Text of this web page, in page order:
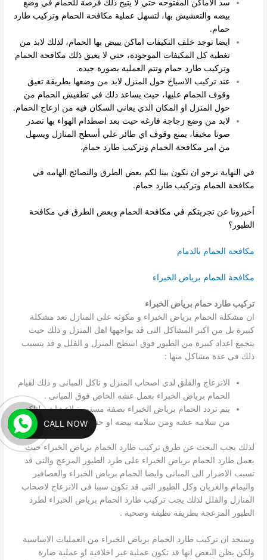
سد الاماكن المفتوحه حتي لا يتيح ذلك فرصة للحمام في وضع
بيضه والتعشيش بها، لتسهل عملية مكافحة الحمام وتركيب طارد
حمام.
ايضا توجد خلف التكيفات اماكن يبيض بها الحمام، لذلك لابد من
تغطية كل المكيفات الموجودة، حتي لا يعيق ذلك مكافحة الحمام
وتركيب طارد حمام وتتم العملية بصورة جيده.
عند تركيب الاسياخ حول المنزل لابد من وضعها بطريقة تعيق
وقوف الحمام عليها، حيث يساعد ذلك في تطفيش الحمام من
حول المنزل او المكان الذي يعاني السكان فيه من ازعاج الحمام.
لابد من وضع زجاجة فارغه حيث بعد اصطدام الهواء بها تصدر
صوتا مخيفا، يمنع وقوف اي طائر علي أسطح المنازل ويسهل
من امر مكافحة الحمام وتركيب طارد حمام.
في النهاية نرجو ان نكون بينا لكم بعض الطرق والنصائح الهامه في
مكافحة الحمام وتركيب طارد حمام.
أخبرونا عن تجربتكم في مكافحة الحمام وبعض الطرق في مكافحة
الطيور؟
مكافحة الحمام بالدمام
مكافحة الحمام برياض الخبراء
تركيب طارد حمام برياض الخبراء
ان مشكلة الحمام برياض الخبراء و مكوثه على المنازل تعد مشكلة
كبيرة بل من اكبر المشاكل التى قد يواجهها اهل المنزل و ذلك حيث
يتجمع اعداد كبيرة من الطيور فوق اسطح المنزل و الفلل و قد يتسبب
ذلك فى عدة مشاكل منها :
الانزعاج والقلق لدى اصحاب المنزل و تاكل المبانى و ذلك لقيام
الحمام برياض الخبراء بعمل عشه الخاص فوق المبانى .
يتم تردد الحمام برياض الخبراء بصفة مستمرة لاعشاشه لتاكد
من سلامه عشه ومن سلامه بيضه او حتى للراحة .
لذلك يجب البحث عن طرق تركيب طارد الحمام برياض الخبراء حيث
يعمل طارد الحمام برياض الخبراء على طرد الطيور المزعج والتى قد
تسبب الاضرار الى المبانى وايضا الحمام برياض الخبراء والعصافير
واليمام والغربان وكل الطيور التى قد تكون سببا فى الانزعاج لاصحاب
المنازل والفلل لذلك يجب تركيب طارد الحمام برياض الخبراء لطرد
الطيور المزعجة بطريقة نظيفة وصحية .
وسنجد ان تركيب طارد الحمام برياض الخبراء من العمليات الاساسية
ولكن يظن البعض انها قد تكون عملية غير اخلاقية او عملية ضارة
CALL NOW